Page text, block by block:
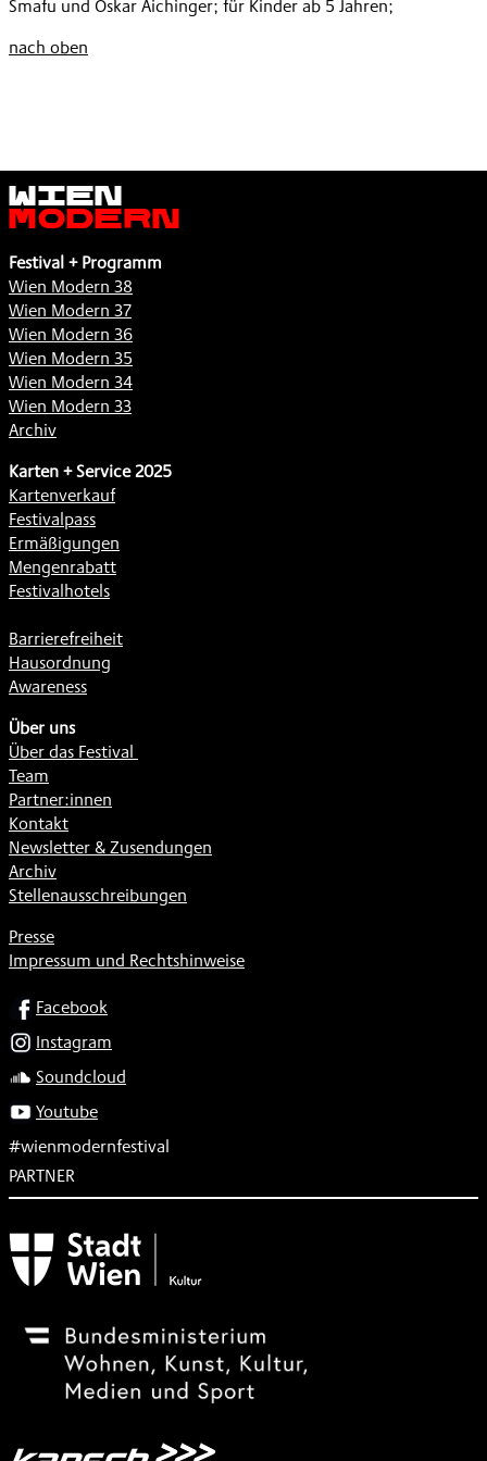
,
DETEKTIVIN
WERDEN
WOLLTE
DEM
,
Smafu und Oskar Aichinger; für Kinder ab 5 Jahren;
nach oben
Wien
Modern
Festival + Programm
Wien Modern 38
Wien Modern 37
Wien Modern 36
Wien Modern 35
Wien Modern 34
Wien Modern 33
Archiv
Karten + Service 2025
Kartenverkauf
Festivalpass
Ermäßigungen
Mengenrabatt
Festivalhotels
Barrierefreiheit
Hausordnung
Awareness
Über uns
Über das Festival
Team
Partner:innen
Kontakt
Newsletter & Zusendungen
Archiv
Stellenausschreibungen
Presse
Impressum und Rechtshinweise
SOCIALFacebook
Instagram
Soundcloud
Youtube
#wienmodernfestival
PARTNER
Subventionsgeber